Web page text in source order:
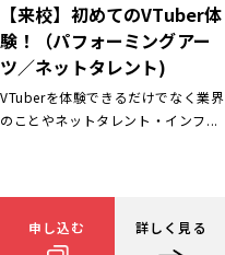
【来校】初めてのVTuber体
験！（パフォーミングアー
ツ／ネットタレント)
VTuberを体験できるだけでなく業界
のことやネットタレント・インフ...
申し込む 詳しく見る